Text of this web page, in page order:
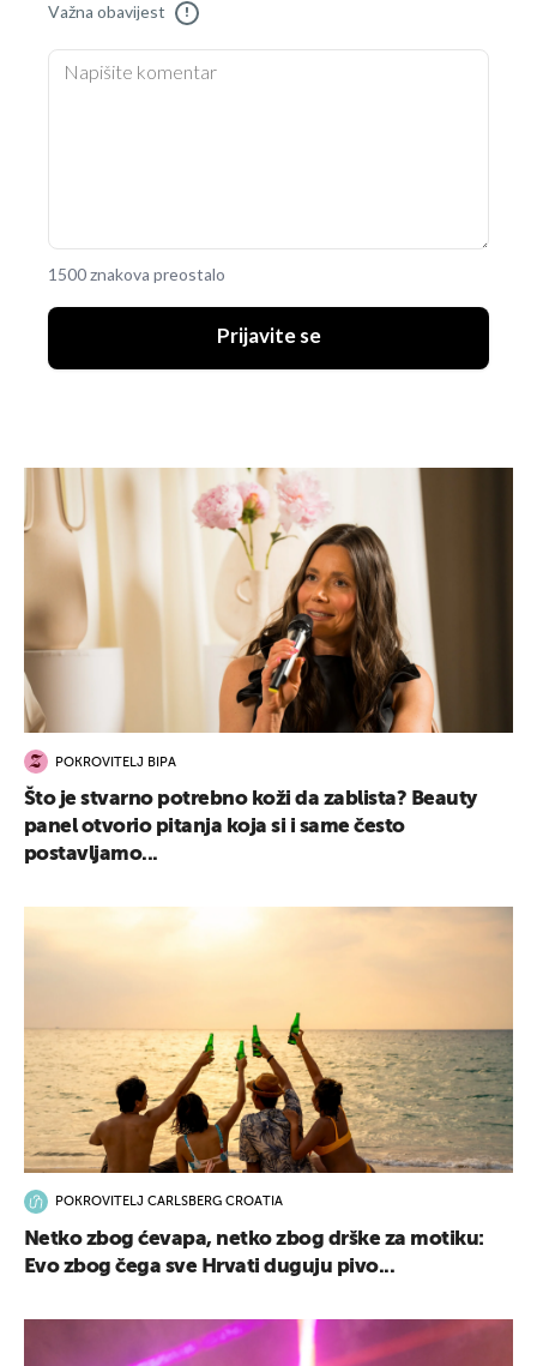
Važna obavijest !
1500 znakova preostalo
Prijavite se
POKROVITELJ BIPA
Što je stvarno potrebno koži da zablista? Beauty
panel otvorio pitanja koja si i same često
postavljamo...
POKROVITELJ CARLSBERG CROATIA
Netko zbog ćevapa, netko zbog drške za motiku:
Evo zbog čega sve Hrvati duguju pivo...